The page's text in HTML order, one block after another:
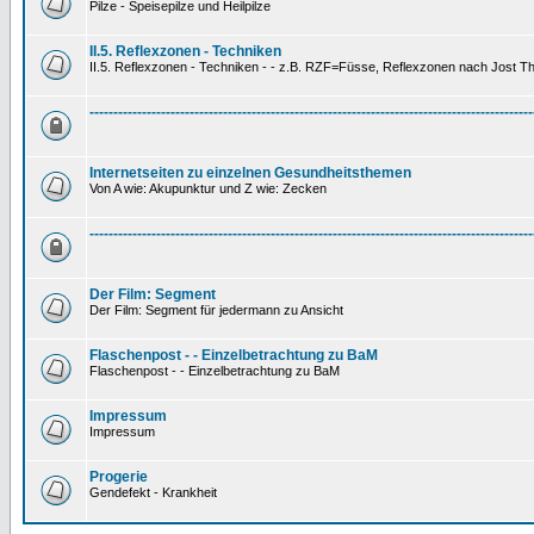
Pilze - Speisepilze und Heilpilze
II.5. Reflexzonen - Techniken
II.5. Reflexzonen - Techniken - - z.B. RZF=Füsse, Reflexzonen nach Jost
Internetseiten zu einzelnen Gesundheitsthemen
Von A wie: Akupunktur und Z wie: Zecken
Der Film: Segment
Der Film: Segment für jedermann zu Ansicht
Flaschenpost - - Einzelbetrachtung zu BaM
Flaschenpost - - Einzelbetrachtung zu BaM
Impressum
Impressum
Progerie
Gendefekt - Krankheit